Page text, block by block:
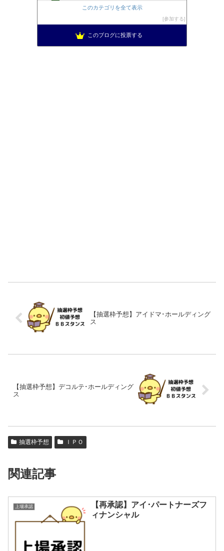
新規公開株で1000万への道！
このカテゴリを全て表示
参加する
このブログに投票する
【抽選枠予想】アイドマ･ホールディング
ス
【抽選枠予想】デコルテ･ホールディング
ス
抽選枠予想 ＩＰＯ
関連記事
上場承認
【再承認】アイ･パートナーズフ
ィナンシャル